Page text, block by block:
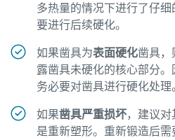
立即正确校准您的工具！
Momentum Talks
了解有关阿特拉斯·科普柯的精
观看
多热量的情况下进行了仔
要进行后续硬化。
如果凿具为表面硬化凿具，
露凿具未硬化的核心部分
务必要对凿具进行硬化处理。
如果凿具严重损坏，建议
是重新塑形。重新锻造后